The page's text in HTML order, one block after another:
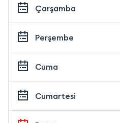
Çarşamba
Perşembe
Cuma
Cumartesi